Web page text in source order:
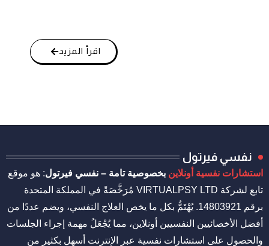
اقرأ المزيد
نفسي فيرتول
استشارات نفسية أونلاين بخصوصية تامة – نفسي فيرتول: هو موقع
تابع لشركة VIRTUALPSY LTD مُرَخَّصَةً في المملكة المتحدة
برقم 14803921. يُهْتَمُّ بكل ما يخص العلاج النفسي، ويضم عددًا من
أفضل الأخصائيين النفسيين أونلاين، مما يُجْعَلُ مهمة إجراء الجلسات
والحصول على استشارات نفسية عبر الإنترنت أسهل بكثير من